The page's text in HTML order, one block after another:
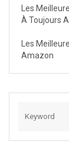
Les
À Toujours
Les
Amazon